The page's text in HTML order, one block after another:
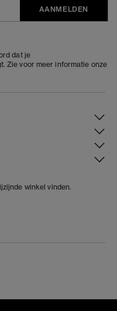
AANMELDEN
dat je
Zie voor meer informatie onze
winkel vinden.